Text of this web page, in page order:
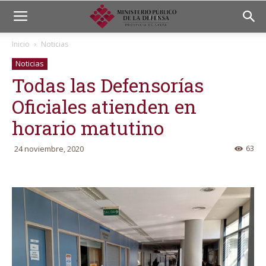
Inicio Noticias
Noticias
Todas las Defensorías
Oficiales atienden en
horario matutino
24 noviembre, 2020 63